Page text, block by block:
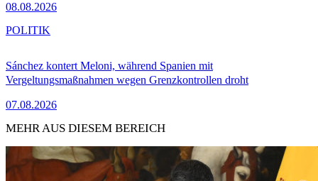
08.08.2026
Sánchez kontert Meloni, während Spanien mit
Vergeltungsmaßnahmen wegen Grenzkontrollen droht
07.08.2026
POLITIK
MEHR AUS DIESEM BEREICH